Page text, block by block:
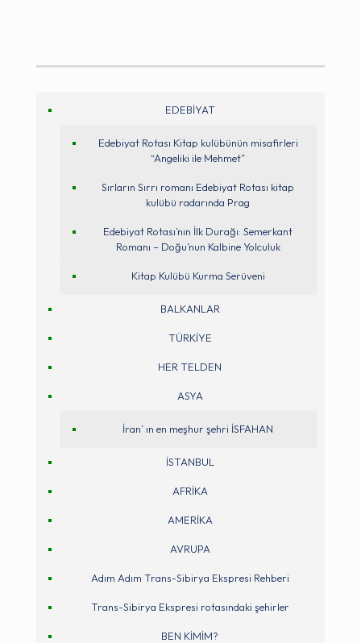
EDEBİYAT
Edebiyat Rotası Kitap kulübünün misafirleri
“Angeliki ile Mehmet”
Sırların Sırrı romanı Edebiyat Rotası kitap
kulübü radarında Prag
Edebiyat Rotası’nın İlk Durağı: Semerkant
Romanı – Doğu’nun Kalbine Yolculuk
Kitap Kulübü Kurma Serüveni
BALKANLAR
TÜRKİYE
HER TELDEN
ASYA
İran’ ın en meşhur şehri İSFAHAN
İSTANBUL
AFRİKA
AMERİKA
AVRUPA
Adım Adım Trans-Sibirya Ekspresi Rehberi
Trans-Sibirya Ekspresi rotasındaki şehirler
BEN KİMİM?